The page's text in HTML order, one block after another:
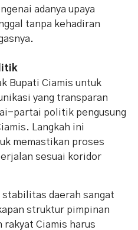
adanya upaya
tanpa kehadiran
Bupati Ciamis untuk
yang transparan
partai politik pengusung
Langkah ini
memastikan proses
sesuai koridor
stabilitas daerah sangat
struktur pimpinan
rakyat Ciamis harus